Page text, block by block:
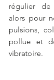
régulier de
alors pour
pulsions,
pollue et
vibratoire.